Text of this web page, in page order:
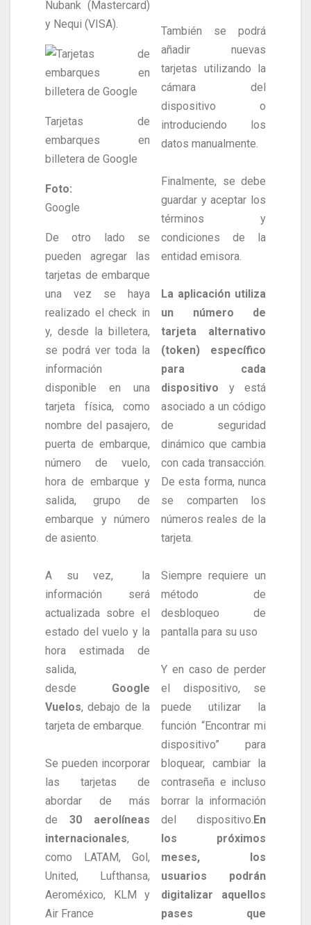
Nubank (Mastercard)
y Nequi (VISA).
Tarjetas de
embarques en
billetera de Google
Foto:
Google
De otro lado se
pueden agregar las
tarjetas de embarque
una vez se haya
realizado el check in
y, desde la billetera,
se podrá ver toda la
información
disponible en una
tarjeta física, como
nombre del pasajero,
puerta de embarque,
número de vuelo,
hora de embarque y
salida, grupo de
embarque y número
de asiento.
A su vez, la
información será
actualizada sobre el
estado del vuelo y la
hora estimada de
salida,
desde Google
Vuelos, debajo de la
tarjeta de embarque.
Se pueden incorporar
las tarjetas de
abordar de más
de 30 aerolíneas
internacionales,
como LATAM, Gol,
United, Lufthansa,
Aeroméxico, KLM y
Air France
También se podrá
añadir nuevas
tarjetas utilizando la
cámara del
dispositivo o
introduciendo los
datos manualmente.
Finalmente, se debe
guardar y aceptar los
términos y
condiciones de la
entidad emisora.
La aplicación utiliza
un número de
tarjeta alternativo
(token) específico
para cada
dispositivo y está
asociado a un código
de seguridad
dinámico que cambia
con cada transacción.
De esta forma, nunca
se comparten los
números reales de la
tarjeta.
Siempre requiere un
método de
desbloqueo de
pantalla para su uso
Y en caso de perder
el dispositivo, se
puede utilizar la
función “Encontrar mi
dispositivo” para
bloquear, cambiar la
contraseña e incluso
borrar la información
del dispositivo. En
los próximos
meses, los
usuarios podrán
digitalizar aquellos
pases que